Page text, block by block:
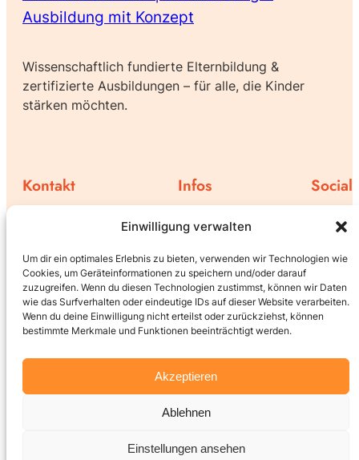
Einwilligung verwalten
Um dir ein optimales Erlebnis zu bieten, verwenden wir Technologien wie
Cookies, um Geräteinformationen zu speichern und/oder darauf
zuzugreifen. Wenn du diesen Technologien zustimmst, können wir Daten
wie das Surfverhalten oder eindeutige IDs auf dieser Website verarbeiten.
Wenn du deine Einwilligung nicht erteilst oder zurückziehst, können
bestimmte Merkmale und Funktionen beeinträchtigt werden.
Akzeptieren
Ablehnen
Einstellungen ansehen
Ausbildung mit Konzept
Wissenschaftlich fundierte Elternbildung &
zertifizierte Ausbildungen – für alle, die Kinder
stärken möchten.
Kontakt
6170 Zirl
verein.fs@gmail.com
Infos
Impressum
Datenschutz
Cookie-Richtlinie
Social
Family Support bei Youtube
Gestaltet / programmiert
vom: